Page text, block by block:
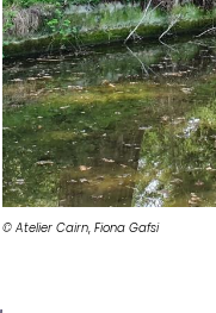
© Atelier Cairn,Fiona Gafsi